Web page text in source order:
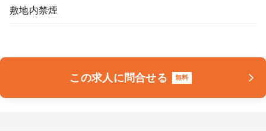
敷地内禁煙
この求人に問合せる 無料